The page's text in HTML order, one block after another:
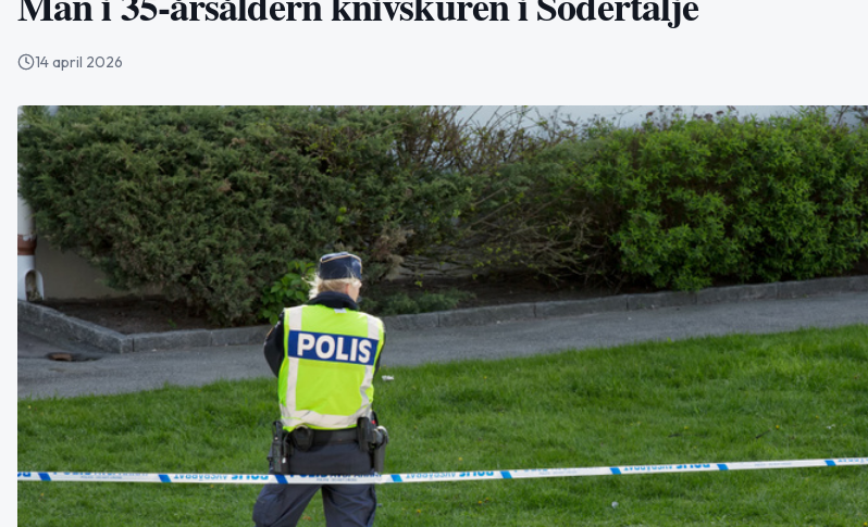
14 april 2026